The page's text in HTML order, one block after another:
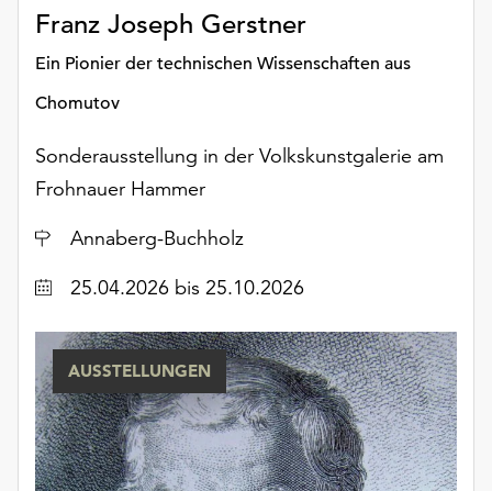
Möchten
Sie
die
verwendeten
Cookies
erreichen
Sie
Einstellungen
die
„Auswählen“.
Weitere
Informationen
finden
Sie
Franz Joseph Gerstner
Ein Pionier der technischen Wissenschaften aus
Chomutov
Sonderausstellung in der Volkskunstgalerie am
Frohnauer Hammer
Ort
Annaberg-Buchholz
Datum25.04.2026 bis 25.10.2026
AUSSTELLUNGEN